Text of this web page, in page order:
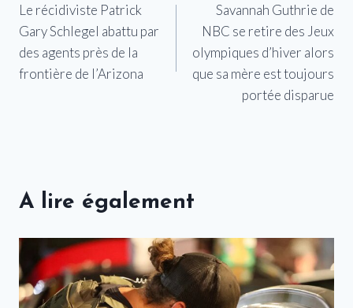
de
l’article
Le récidiviste Patrick
Gary Schlegel abattu par
des agents près de la
frontière de l’Arizona
Savannah Guthrie de
NBC se retire des Jeux
olympiques d’hiver alors
que sa mère est toujours
portée disparue
A lire également